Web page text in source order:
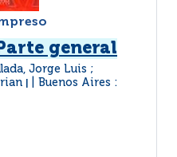
general
Jorge Luis ;
Buenos Aires :